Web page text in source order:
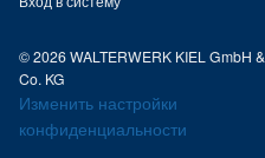
© 2026 WALTERWERK KIEL GmbH &
Co. KG
Изменить настройки
конфиденциальности